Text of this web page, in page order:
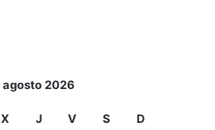
agosto 2026
X J V S D